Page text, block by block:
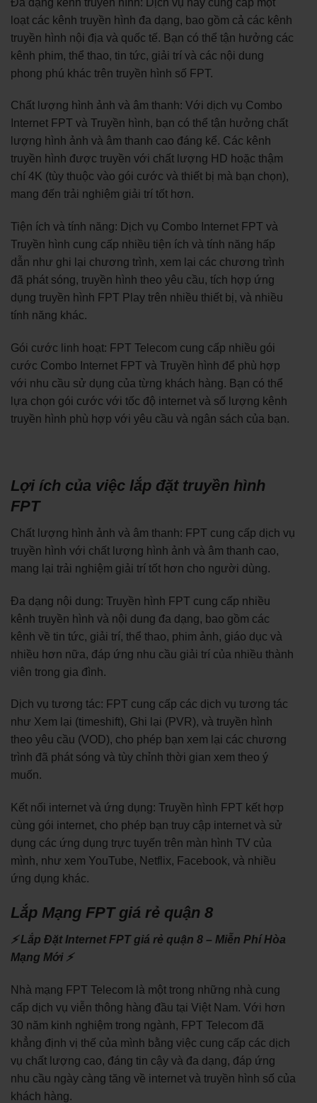
loạt các kênh truyền hình đa dạng, bao gồm cả các kênh
truyền hình nội địa và quốc tế. Bạn có thể tận hưởng các
kênh phim, thể thao, tin tức, giải trí và các nội dung
phong phú khác trên truyền hình số FPT.
Chất lượng hình ảnh và âm thanh: Với dịch vụ Combo
Internet FPT và Truyền hình, bạn có thể tận hưởng chất
lượng hình ảnh và âm thanh cao đáng kể. Các kênh
truyền hình được truyền với chất lượng HD hoặc thậm
chí 4K (tùy thuộc vào gói cước và thiết bị mà bạn chọn),
mang đến trải nghiệm giải trí tốt hơn.
Tiện ích và tính năng: Dịch vụ Combo Internet FPT và
Truyền hình cung cấp nhiều tiện ích và tính năng hấp
dẫn như ghi lại chương trình, xem lại các chương trình
đã phát sóng, truyền hình theo yêu cầu, tích hợp ứng
dụng truyền hình FPT Play trên nhiều thiết bị, và nhiều
tính năng khác.
Gói cước linh hoạt: FPT Telecom cung cấp nhiều gói
cước Combo Internet FPT và Truyền hình để phù hợp
với nhu cầu sử dụng của từng khách hàng. Bạn có thể
lựa chọn gói cước với tốc độ internet và số lượng kênh
truyền hình phù hợp với yêu cầu và ngân sách của bạn.
Lợi ích của việc lắp đặt truyền hình
FPT
Chất lượng hình ảnh và âm thanh: FPT cung cấp dịch vụ
truyền hình với chất lượng hình ảnh và âm thanh cao,
mang lại trải nghiệm giải trí tốt hơn cho người dùng.
Đa dạng nội dung: Truyền hình FPT cung cấp nhiều
kênh truyền hình và nội dung đa dạng, bao gồm các
kênh về tin tức, giải trí, thể thao, phim ảnh, giáo dục và
nhiều hơn nữa, đáp ứng nhu cầu giải trí của nhiều thành
viên trong gia đình.
Dịch vụ tương tác: FPT cung cấp các dịch vụ tương tác
như Xem lại (timeshift), Ghi lại (PVR), và truyền hình
theo yêu cầu (VOD), cho phép bạn xem lại các chương
trình đã phát sóng và tùy chỉnh thời gian xem theo ý
muốn.
Kết nối internet và ứng dụng: Truyền hình FPT kết hợp
cùng gói internet, cho phép bạn truy cập internet và sử
dụng các ứng dụng trực tuyến trên màn hình TV của
mình, như xem YouTube, Netflix, Facebook, và nhiều
ứng dụng khác.
Lắp Mạng FPT giá rẻ quận 8
⚡ Lắp Đặt Internet FPT giá rẻ quận 8 – Miễn Phí Hòa
Mạng Mới ⚡
Nhà mạng FPT Telecom là một trong những nhà cung
cấp dịch vụ viễn thông hàng đầu tại Việt Nam. Với hơn
30 năm kinh nghiệm trong ngành, FPT Telecom đã
khẳng định vị thế của mình bằng việc cung cấp các dịch
vụ chất lượng cao, đáng tin cậy và đa dạng, đáp ứng
nhu cầu ngày càng tăng về internet và truyền hình số của
khách hàng.